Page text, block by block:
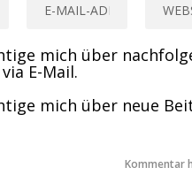
mich über
E-Mail.
mich über neue